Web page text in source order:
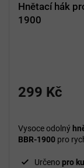
Hnětací hák
1900
299 Kč
Vysoce odolný
BBR-1900 pro
Určeno pro